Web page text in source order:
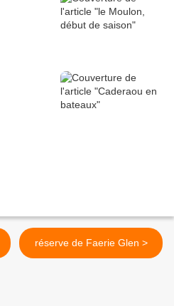
réserve de Faerie Glen >